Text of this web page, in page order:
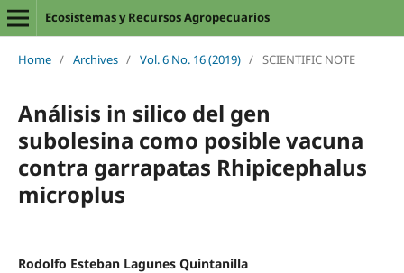
Ecosistemas y Recursos Agropecuarios
Home / Archives / Vol. 6 No. 16 (2019) / SCIENTIFIC NOTE
Análisis in silico del gen
subolesina como posible vacuna
contra garrapatas Rhipicephalus
microplus
Rodolfo Esteban Lagunes Quintanilla